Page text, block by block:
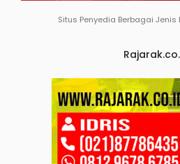
Situs Penyedia Berbagai Jenis